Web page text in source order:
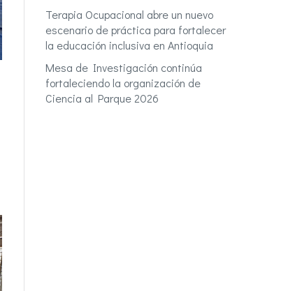
Terapia Ocupacional abre un nuevo
escenario de práctica para fortalecer
la educación inclusiva en Antioquia
Mesa de Investigación continúa
fortaleciendo la organización de
Ciencia al Parque 2026